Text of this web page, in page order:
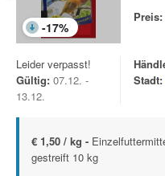
-17%
Preis:
Leider verpasst!
Gültig: 07.12. -
13.12.
Stadt:
€ 1,50 / kg -
gestreift 10 kg